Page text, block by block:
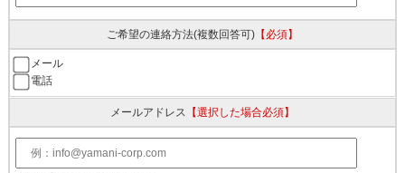
ご希望の連絡方法(複数回答可)【必須】
メール
電話
メールアドレス 【選択した場合必須】